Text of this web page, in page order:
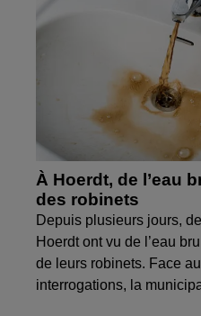
À Hoerdt, de l’eau
des robinets
Depuis plusieurs jours,
Hoerdt ont vu de l’eau
de leurs robinets. Face
interrogations, la